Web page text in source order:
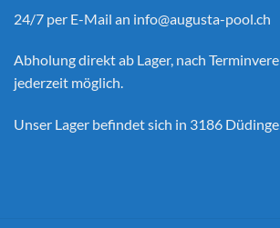
24/7 per E-Mail an info@augusta-pool.ch
Abholung direkt ab Lager, nach
jederzeit möglich.
Unser Lager befindet sich in 3186